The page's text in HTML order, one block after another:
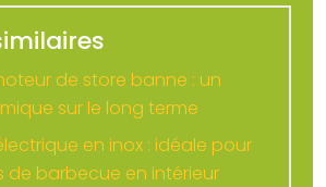
de store banne : un
sur le long terme
en inox : idéale pour
de barbecue en intérieur